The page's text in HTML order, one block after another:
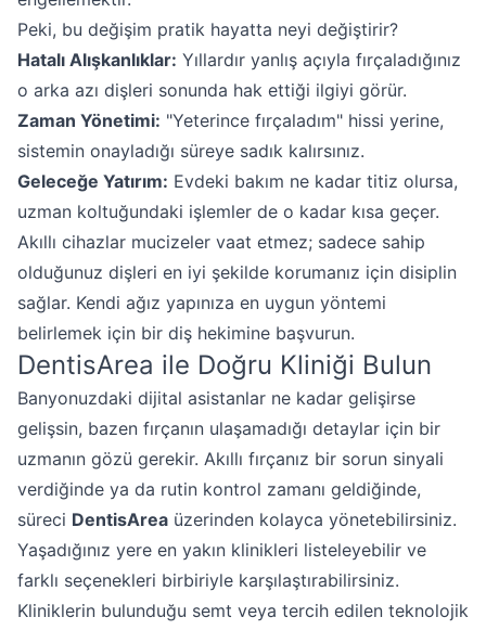
Peki, bu değişim pratik hayatta neyi değiştirir?
Hatalı Alışkanlıklar: Yıllardır yanlış açıyla fırçaladığınız
o arka azı dişleri sonunda hak ettiği ilgiyi görür.
Zaman Yönetimi: "Yeterince fırçaladım" hissi yerine,
sistemin onayladığı süreye sadık kalırsınız.
Geleceğe Yatırım: Evdeki bakım ne kadar titiz olursa,
uzman koltuğundaki işlemler de o kadar kısa geçer.
Akıllı cihazlar mucizeler vaat etmez; sadece sahip
olduğunuz dişleri en iyi şekilde korumanız için disiplin
sağlar. Kendi ağız yapınıza en uygun yöntemi
belirlemek için bir diş hekimine başvurun.
DentisArea ile Doğru Kliniği Bulun
Banyonuzdaki dijital asistanlar ne kadar gelişirse
gelişsin, bazen fırçanın ulaşamadığı detaylar için bir
uzmanın gözü gerekir. Akıllı fırçanız bir sorun sinyali
verdiğinde ya da rutin kontrol zamanı geldiğinde,
süreci DentisArea üzerinden kolayca yönetebilirsiniz.
Yaşadığınız yere en yakın klinikleri listeleyebilir ve
farklı seçenekleri birbiriyle karşılaştırabilirsiniz.
Kliniklerin bulunduğu semt veya tercih edilen teknolojik